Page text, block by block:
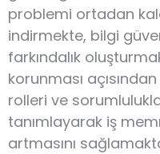
problemi ortadan
indirmekte, bilgi
farkındalık
korunması
rolleri ve
tanımlayarak iş
artmasını